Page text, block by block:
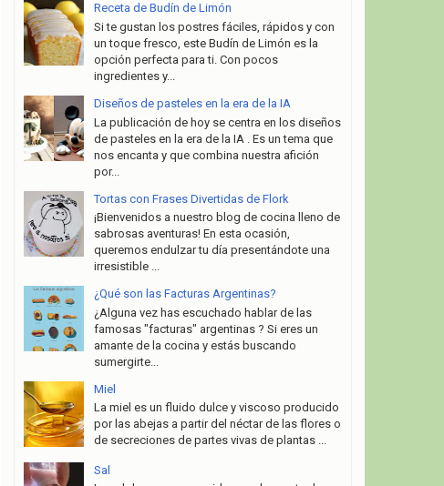
Receta de Budín de Limón
Si te gustan los postres fáciles, rápidos y con
un toque fresco, este Budín de Limón es la
opción perfecta para ti. Con pocos
ingredientes y...
Diseños de pasteles en la era de la IA
La publicación de hoy se centra en los diseños
de pasteles en la era de la IA . Es un tema que
nos encanta y que combina nuestra afición
por...
Tortas con Frases Divertidas de Flork
¡Bienvenidos a nuestro blog de cocina lleno de
sabrosas aventuras! En esta ocasión,
queremos endulzar tu día presentándote una
irresistible ...
¿Qué son las Facturas Argentinas?
¿Alguna vez has escuchado hablar de las
famosas "facturas" argentinas ? Si eres un
amante de la cocina y estás buscando
sumergirte...
Miel
La miel es un fluido dulce y viscoso producido
por las abejas a partir del néctar de las flores o
de secreciones de partes vivas de plantas ...
Sal